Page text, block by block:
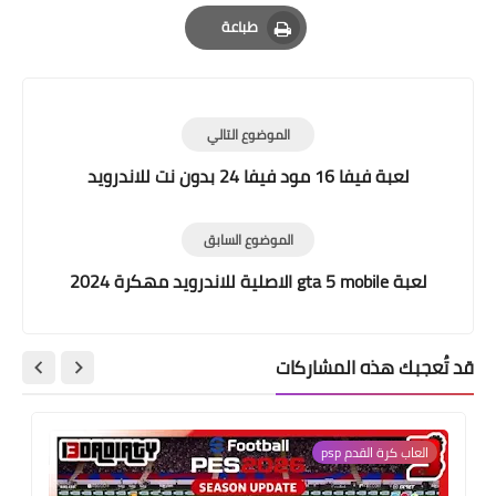
Whatsapp
طباعة
Print
الموضوع التالي
لعبة فيفا 16 مود فيفا 24 بدون نت للاندرويد
الموضوع السابق
لعبة gta 5 mobile الاصلية للاندرويد مهكرة 2024
قد تُعجبك هذه المشاركات
العاب كرة القدم psp